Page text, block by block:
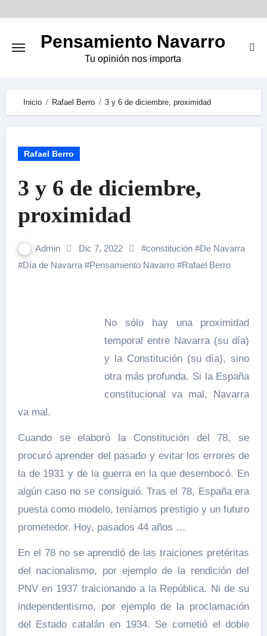
Pensamiento Navarro
Tu opinión nos importa
Inicio Rafael Berro 3 y 6 de diciembre, proximidad
Rafael Berro
3 y 6 de diciembre,
proximidad
Admin Dic 7, 2022 #constitución#De Navarra
#Día de Navarra#Pensamiento Navarro#Rafael Berro
No sólo hay una proximidad
temporal entre Navarra (su día)
y la Constitución (su día), sino
otra más profunda. Si la España
constitucional va mal, Navarra
va mal.
Cuando se elaboró la Constitución del 78, se
procuró aprender del pasado y evitar los errores de
la de 1931 y de la guerra en la que desembocó. En
algún caso no se consiguió. Tras el 78, España era
puesta como modelo, teníamos prestigio y un futuro
prometedor. Hoy, pasados 44 años …
En el 78 no se aprendió de las traiciones pretéritas
del nacionalismo, por ejemplo de la rendición del
PNV en 1937 traicionando a la República. Ni de su
independentismo, por ejemplo de la proclamación
del Estado catalán en 1934. Se cometió el doble